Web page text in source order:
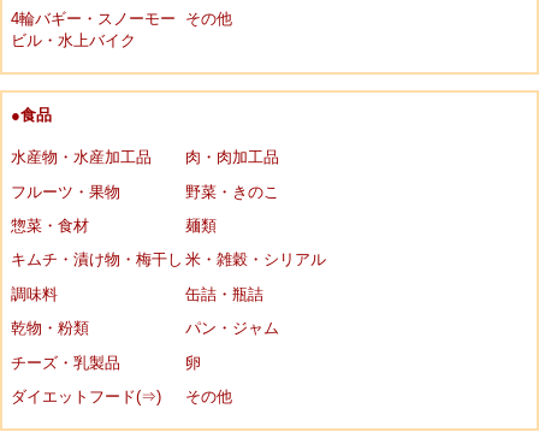
4輪バギー・スノーモー
ビル・水上バイク
その他
●食品
水産物・水産加工品
肉・肉加工品
フルーツ・果物
野菜・きのこ
惣菜・食材
麺類
キムチ・漬け物・梅干し 米・雑穀・シリアル
調味料
缶詰・瓶詰
乾物・粉類
パン・ジャム
チーズ・乳製品
卵
ダイエットフード(⇒)
その他